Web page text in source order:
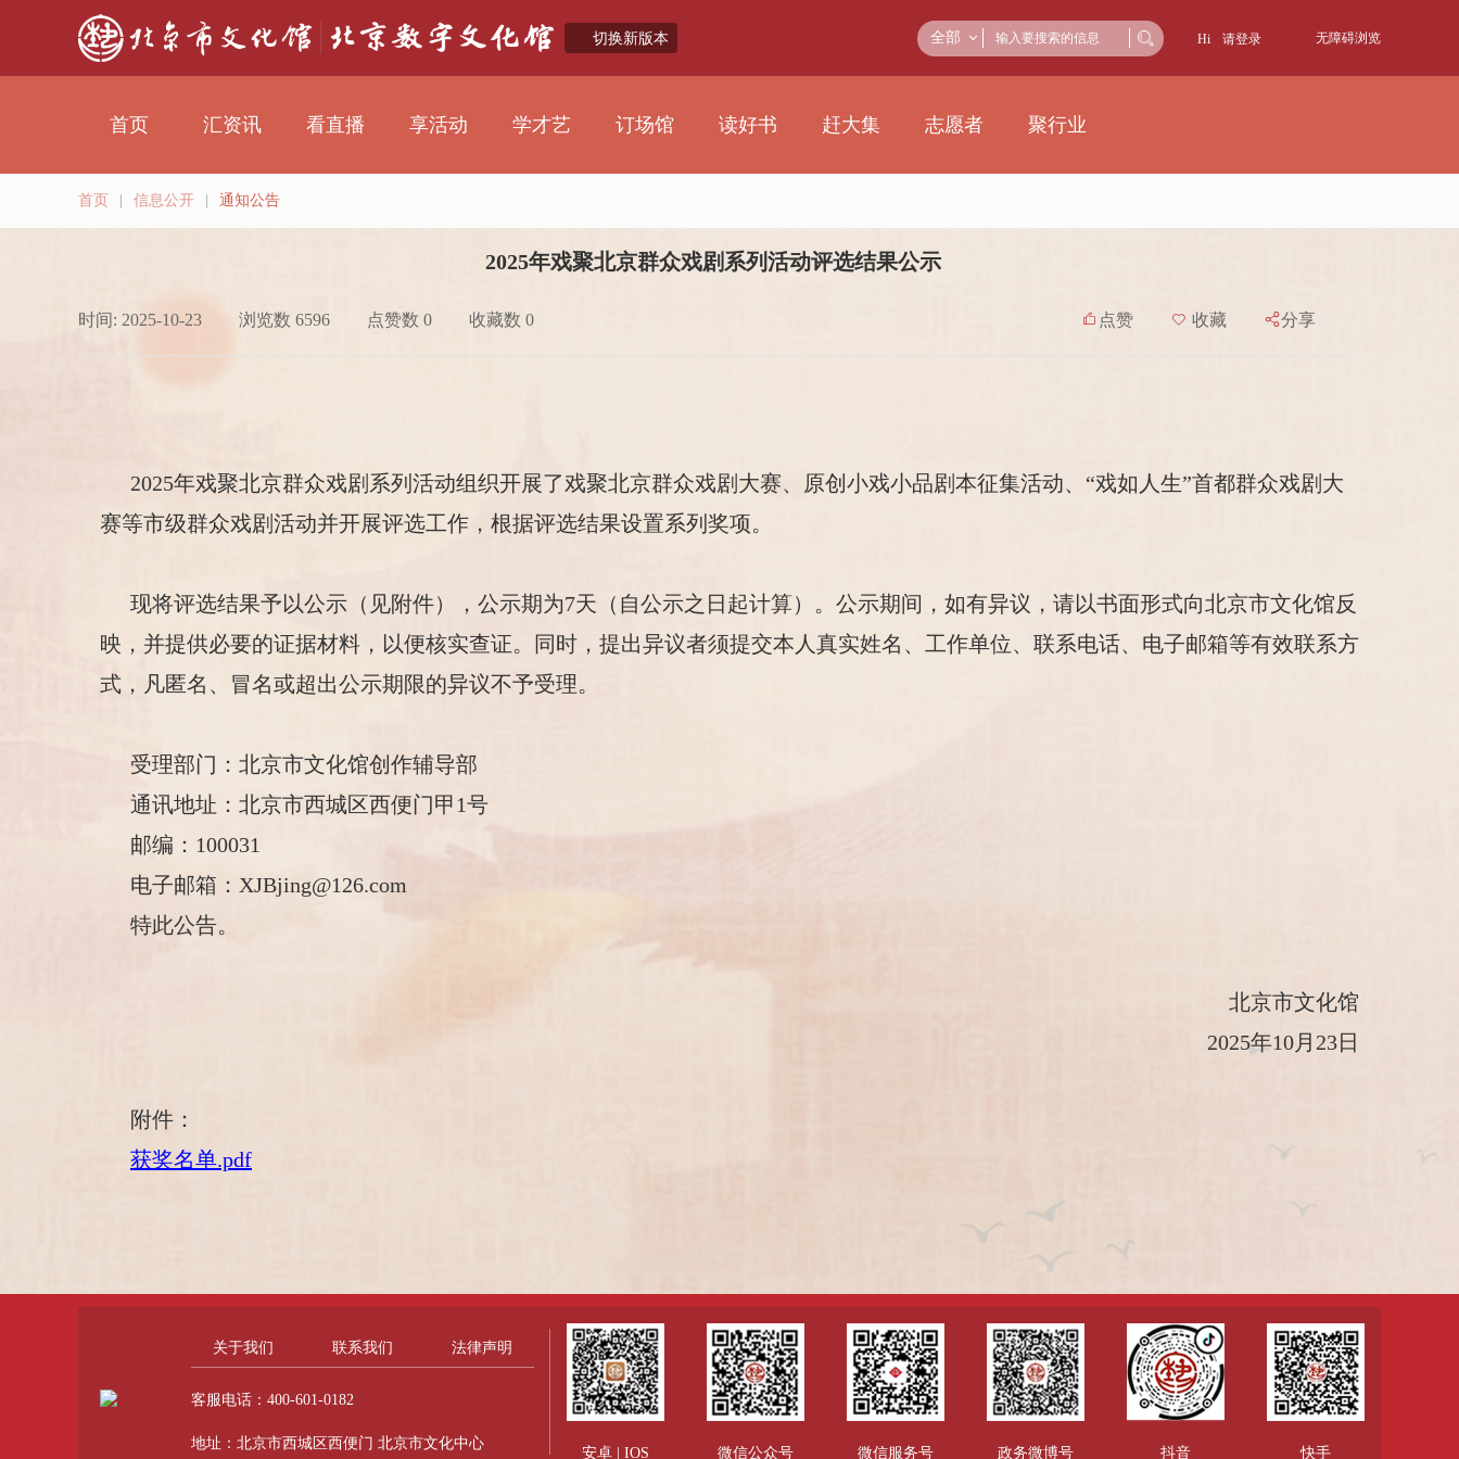
切换新版本 全部 Hi 请登录 无障碍浏览
首页 汇资讯 看直播 享活动 学才艺 订场馆 读好书 赶大集 志愿者 聚行业
首页 信息公开 通知公告
2025年戏聚北京群众戏剧系列活动评选结果公示
时间: 2025-10-23 浏览数 6596 点赞数 0 收藏数 0  点赞  收藏 分享
2025年戏聚北京群众戏剧系列活动组织开展了戏聚北京群众戏剧大赛、原创小戏小品剧本征集活动、“戏如人生”首都群众戏剧大
赛等市级群众戏剧活动并开展评选工作，根据评选结果设置系列奖项。
现将评选结果予以公示（见附件），公示期为7天（自公示之日起计算）。公示期间，如有异议，请以书面形式向北京市文化馆反
映，并提供必要的证据材料，以便核实查证。同时，提出异议者须提交本人真实姓名、工作单位、联系电话、电子邮箱等有效联系方
式，凡匿名、冒名或超出公示期限的异议不予受理。
受理部门：北京市文化馆创作辅导部
通讯地址：北京市西城区西便门甲1号
邮编：100031
电子邮箱：XJBjing@126.com
特此公告。
北京市文化馆
2025年10月23日
附件：
获奖名单.pdf
关于我们 联系我们 法律声明
客服电话：400-601-0182
地址：北京市西城区西便门 北京市文化中心
安卓 | IOS 微信公众号 微信服务号 政务微博号 抖音 快手